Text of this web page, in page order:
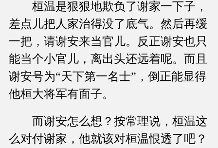
桓温是狠狠地欺负了谢家一下子，
差点儿把人家治得没了底气。然后再缓
一把，请谢安来当官儿。反正谢安也只
能当个小官儿，离出头还远着呢。而且
谢安号为“天下第一名士”，倒正能显得
他桓大将军有面子。
而谢安怎么想？按常理说，桓温这
么对付谢家，他就该对桓温恨透了吧？